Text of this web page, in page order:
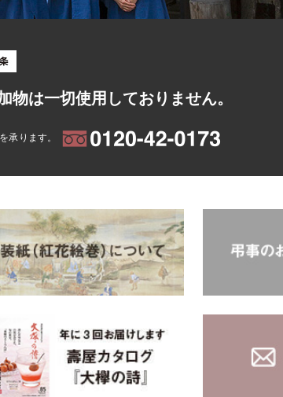
物は一切使用しておりません。
承ります。